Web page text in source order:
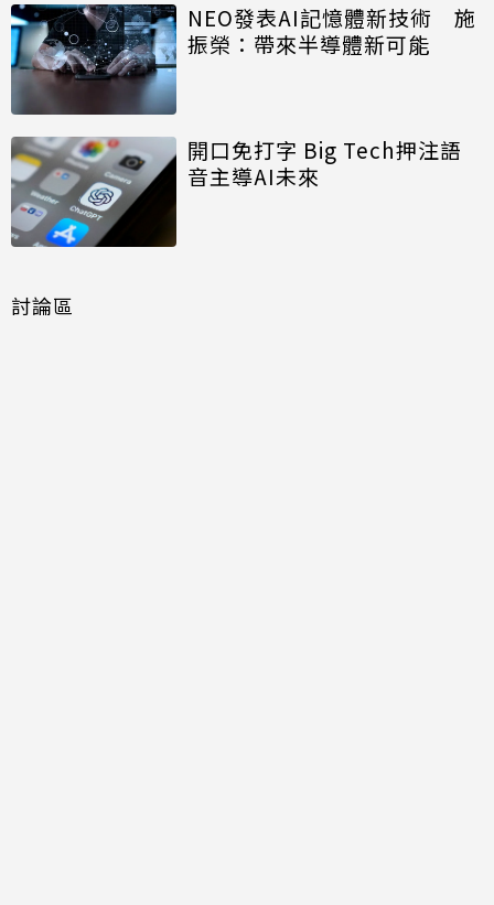
NEO發表AI記憶體新技術 施
振榮：帶來半導體新可能
開口免打字 Big Tech押注語
音主導AI未來
討論區